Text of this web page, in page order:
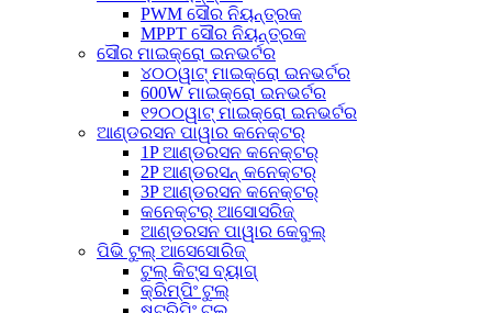
PWM ସୌର ନିୟନ୍ତ୍ରକ
MPPT ସୌର ନିୟନ୍ତ୍ରକ
ସୌର ମାଇକ୍ରୋ ଇନଭର୍ଟର
୪୦୦ୱାଟ୍ ମାଇକ୍ରୋ ଇନଭର୍ଟର
600W ମାଇକ୍ରୋ ଇନଭର୍ଟର
୧୨୦୦ୱାଟ୍ ମାଇକ୍ରୋ ଇନଭର୍ଟର
ଆଣ୍ଡରସନ ପାୱାର କନେକ୍ଟର୍
1P ଆଣ୍ଡରସନ କନେକ୍ଟର୍
2P ଆଣ୍ଡରସନ୍ କନେକ୍ଟର୍
3P ଆଣ୍ଡରସନ କନେକ୍ଟର୍
କନେକ୍ଟର୍ ଆସୋସରିଜ୍
ଆଣ୍ଡରସନ ପାୱାର କେବୁଲ୍
ପିଭି ଟୁଲ୍ ଆସେସୋରିଜ୍
ଟୁଲ୍ କିଟ୍ସ ବ୍ୟାଗ୍
କ୍ରିମ୍ପିଂ ଟୁଲ୍